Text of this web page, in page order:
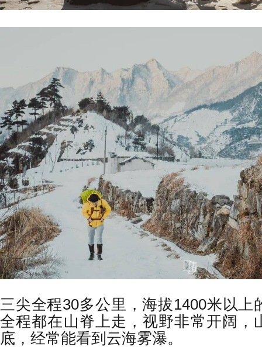
三尖全程30多公里，海拔1400米以上
全程都在山脊上走，视野非常开阔，
底，经常能看到云海雾瀑。